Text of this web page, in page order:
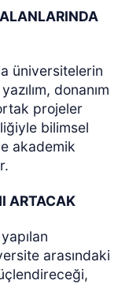
üniversitelerin
donanım
projeler
bilimsel
akademik
ARTACAK
arasındaki